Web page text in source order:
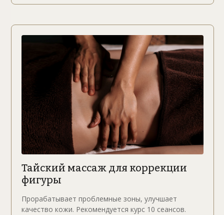
Тайский массаж для коррекции
фигуры
Прорабатывает проблемные зоны, улучшает
качество кожи. Рекомендуется курс 10 сеансов.